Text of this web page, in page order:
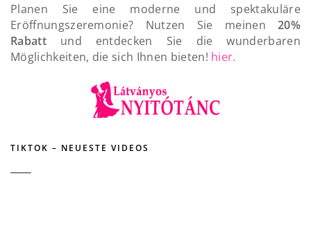
Planen Sie eine moderne und spektakuläre
Eröffnungszeremonie? Nutzen Sie meinen20%
Rabattund entdecken Sie die wunderbaren
Möglichkeiten, die sich Ihnen bieten! hier.
TIKTOK – NEUESTE VIDEOS